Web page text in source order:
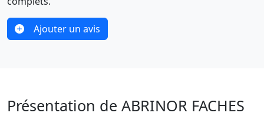
Ajouter un avis
Présentation de ABRINOR FACHES